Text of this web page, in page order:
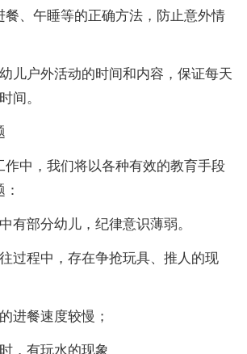
餐、午睡等的正确方法，防止意外情
儿户外活动的时间和内容，保证每天
间。
作中，我们将以各种有效的教育手段
有部分幼儿，纪律意识薄弱。
过程中，存在争抢玩具、推人的现
进餐速度较慢；
，有玩水的现象